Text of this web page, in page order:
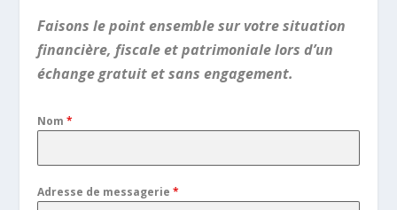
Faisons le point ensemble sur votre situation
financière, fiscale et patrimoniale lors d’un
échange gratuit et sans engagement.
Nom*
Adresse de messagerie*